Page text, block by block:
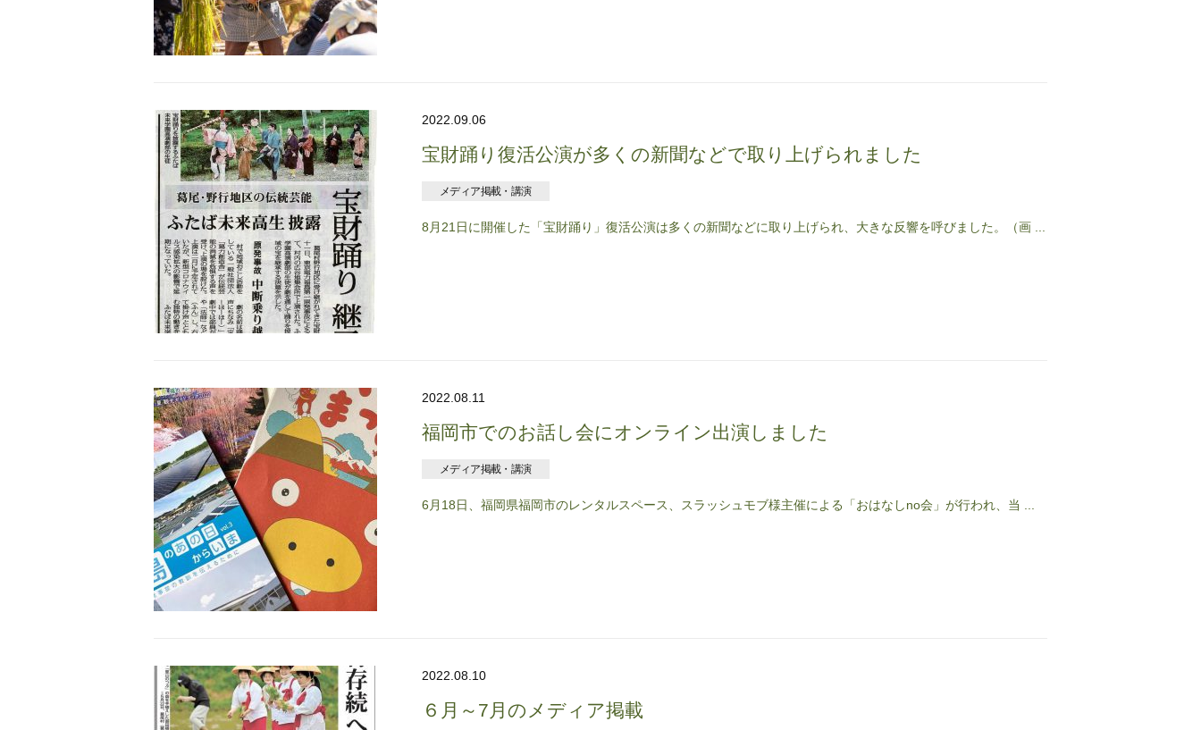
2022.09.06
宝財踊り復活公演が多くの新聞などで取り上げられました
メディア掲載・講演
8月21日に開催した「宝財踊り」復活公演は多くの新聞などに取り上げられ、大きな反響を呼びました。（画 ...
2022.08.11
福岡市でのお話し会にオンライン出演しました
メディア掲載・講演
6月18日、福岡県福岡市のレンタルスペース、スラッシュモブ様主催による「おはなしno会」が行われ、当 ...
2022.08.10
６月～7月のメディア掲載